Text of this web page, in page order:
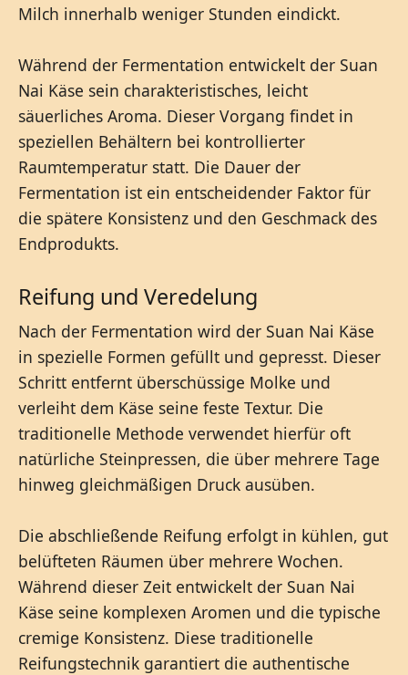
Milch innerhalb weniger Stunden eindickt.
Während der Fermentation entwickelt der Suan
Nai Käse sein charakteristisches, leicht
säuerliches Aroma. Dieser Vorgang findet in
speziellen Behältern bei kontrollierter
Raumtemperatur statt. Die Dauer der
Fermentation ist ein entscheidender Faktor für
die spätere Konsistenz und den Geschmack des
Endprodukts.
Reifung und Veredelung
Nach der Fermentation wird der Suan Nai Käse
in spezielle Formen gefüllt und gepresst. Dieser
Schritt entfernt überschüssige Molke und
verleiht dem Käse seine feste Textur. Die
traditionelle Methode verwendet hierfür oft
natürliche Steinpressen, die über mehrere Tage
hinweg gleichmäßigen Druck ausüben.
Die abschließende Reifung erfolgt in kühlen, gut
belüfteten Räumen über mehrere Wochen.
Während dieser Zeit entwickelt der Suan Nai
Käse seine komplexen Aromen und die typische
cremige Konsistenz. Diese traditionelle
Reifungstechnik garantiert die authentische